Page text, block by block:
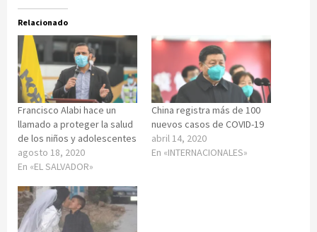
Relacionado
Francisco Alabi hace un
llamado a proteger la salud
de los niños y adolescentes
agosto 18, 2020
En «EL SALVADOR»
China registra más de 100
nuevos casos de COVID-19
abril 14, 2020
En «INTERNACIONALES»